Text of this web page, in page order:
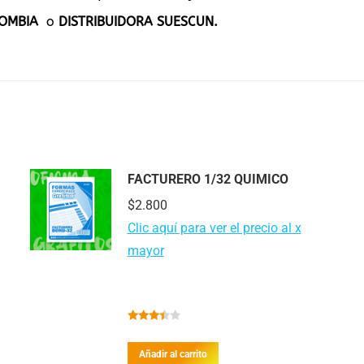
o DISTRIBUIDORA SUESCUN.
FACTURERO 1/32 QUIMICO
$2.800
Clic aquí para ver el precio al x
mayor
con
3.30de
Añadir al carrito